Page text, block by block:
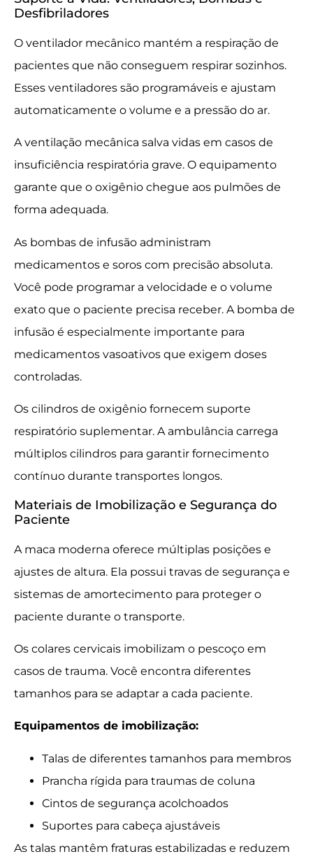
Desfibriladores
O ventilador mecânico mantém a respiração de
pacientes que não conseguem respirar sozinhos.
Esses ventiladores são programáveis e ajustam
automaticamente o volume e a pressão do ar.
A ventilação mecânica salva vidas em casos de
insuficiência respiratória grave. O equipamento
garante que o oxigênio chegue aos pulmões de
forma adequada.
As bombas de infusão administram
medicamentos e soros com precisão absoluta.
Você pode programar a velocidade e o volume
exato que o paciente precisa receber. A bomba de
infusão é especialmente importante para
medicamentos vasoativos que exigem doses
controladas.
Os cilindros de oxigênio fornecem suporte
respiratório suplementar. A ambulância carrega
múltiplos cilindros para garantir fornecimento
contínuo durante transportes longos.
Materiais de Imobilização e Segurança do
Paciente
A maca moderna oferece múltiplas posições e
ajustes de altura. Ela possui travas de segurança e
sistemas de amortecimento para proteger o
paciente durante o transporte.
Os colares cervicais imobilizam o pescoço em
casos de trauma. Você encontra diferentes
tamanhos para se adaptar a cada paciente.
Equipamentos de imobilização:
Talas de diferentes tamanhos para membros
Prancha rígida para traumas de coluna
Cintos de segurança acolchoados
Suportes para cabeça ajustáveis
As talas mantêm fraturas estabilizadas e reduzem